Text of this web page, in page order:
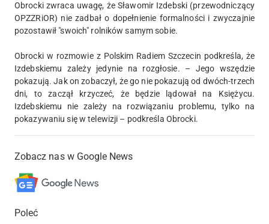
Obrocki zwraca uwagę, że Sławomir Izdebski (przewodniczący
OPZZRiOR) nie zadbał o dopełnienie formalności i zwyczajnie
pozostawił "swoich" rolników samym sobie.
Obrocki w rozmowie z Polskim Radiem Szczecin podkreśla, że
Izdebskiemu zależy jedynie na rozgłosie. – Jego wszędzie
pokazują. Jak on zobaczył, że go nie pokazują od dwóch-trzech
dni, to zaczął krzyczeć, że będzie lądował na Księżycu.
Izdebskiemu nie zależy na rozwiązaniu problemu, tylko na
pokazywaniu się w telewizji – podkreśla Obrocki.
Zobacz nas w Google News
Poleć